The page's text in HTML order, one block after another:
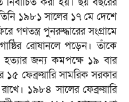
১৯৮১ সালের ১৭ মে দেশে
পুনরুদ্ধারের সংগ্রামে
রোষানলে পড়েন। তাঁকে
হত্যার জন্য কমপক্ষে ১৯ বার
১৫ ফেব্রুয়ারি সামরিক সরকার
১৯৮৪ সালের ফেব্রুয়ারি